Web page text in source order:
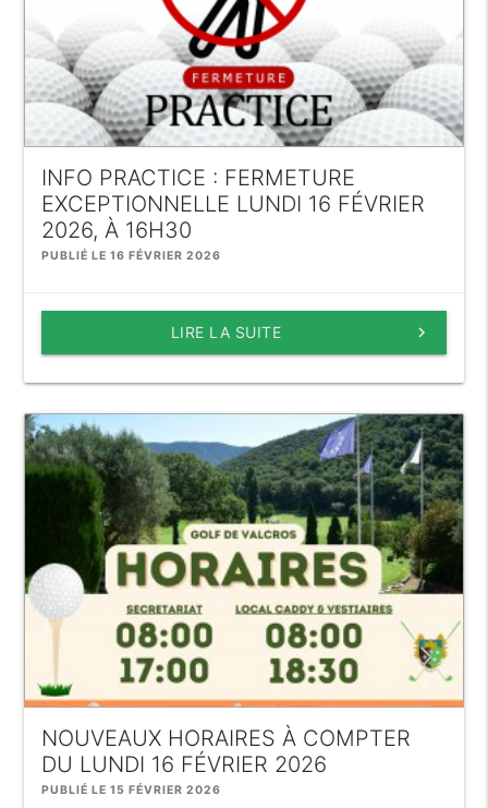
INFO PRACTICE : FERMETURE
EXCEPTIONNELLE LUNDI 16 FÉVRIER
2026, À 16H30
PUBLIÉ LE 16 FÉVRIER 2026
keyboard_arrow_right
LIRE LA SUITE
NOUVEAUX HORAIRES À COMPTER
DU LUNDI 16 FÉVRIER 2026
PUBLIÉ LE 15 FÉVRIER 2026